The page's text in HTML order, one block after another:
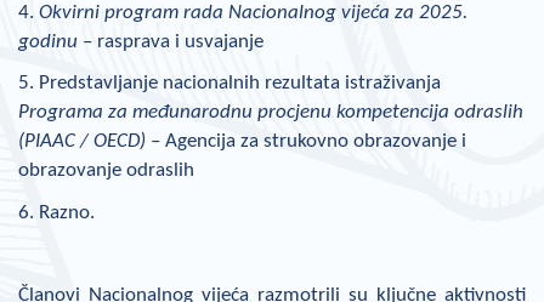
4. Okvirni program rada Nacionalnog vijeća za 2025.
godinu – rasprava i usvajanje
5. Predstavljanje nacionalnih rezultata istraživanja
Programa za međunarodnu procjenu kompetencija odraslih
(PIAAC / OECD) – Agencija za strukovno obrazovanje i
obrazovanje odraslih
6. Razno.
Članovi Nacionalnog vijeća razmotrili su ključne aktivnosti